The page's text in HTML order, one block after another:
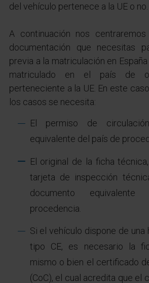
del vehículo pertenece a la UE o no.
A continuación nos
documentación que necesitas
previa a la matriculación en
matriculado en el país de
perteneciente a la UE. En este
los casos se necesita:
El permiso de
equivalente del país de
El original de la ficha
tarjeta de inspección
documento
procedencia.
Si el vehículo dispone de una
tipo CE, es necesario la
mismo o bien el certificado
(CoC), el cual acredita que el